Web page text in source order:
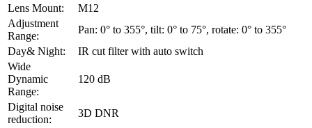
Lens Mount:
M12
Adjustment
Range:
Pan: 0° to 355°, tilt: 0° to 75°, rotate: 0° to 355°
Day& Night:
IR cut filter with auto switch
Wide
Dynamic
Range:
120 dB
Digital noise
reduction:
3D DNR